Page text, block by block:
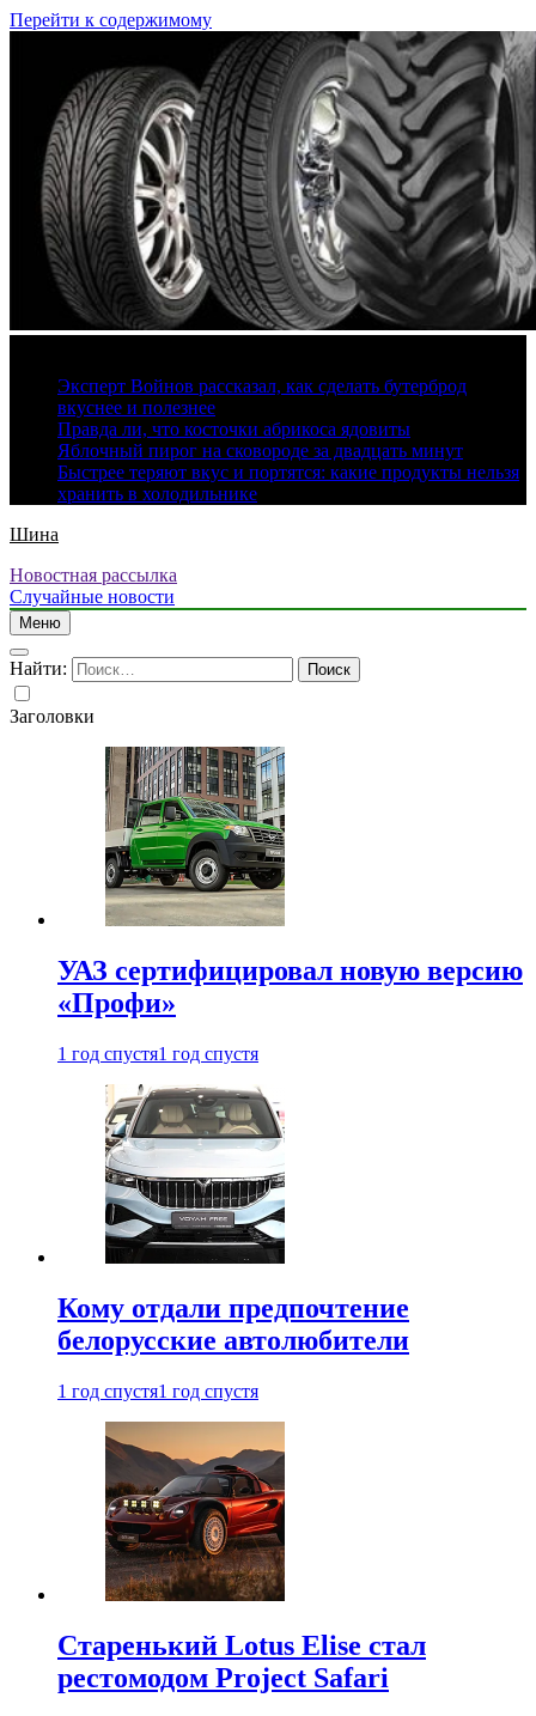
Перейти к содержимому
Эксперт Войнов рассказал, как сделать бутерброд
вкуснее и полезнее
Правда ли, что косточки абрикоса ядовиты
Яблочный пирог на сковороде за двадцать минут
Быстрее теряют вкус и портятся: какие продукты нельзя
хранить в холодильнике
Шина
Новостная рассылка
Случайные новости
Меню
Найти:
Заголовки
УАЗ сертифицировал новую версию
«Профи»
1 год спустя1 год спустя
Кому отдали предпочтение
белорусские автолюбители
1 год спустя1 год спустя
Старенький Lotus Elise стал
рестомодом Project Safari